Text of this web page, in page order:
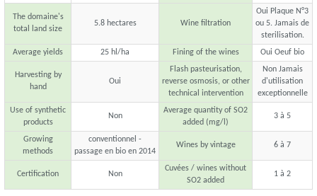
The domaine's
total land size
5.8 hectares Wine filtration
Oui Plaque N°3
ou 5. Jamais de
sterilisation.
Average yields
25 hl/ha Fining of the wines Oui Oeuf bio
Harvesting by
hand
Oui
Flash pasteurisation,
reverse osmosis, or other
technical intervention
Non Jamais
d'utilisation
exceptionnelle
Use of synthetic
products
Non
Average quantity of SO2
added (mg/l)
3 à 5
Growing
methods
conventionnel -
passage en bio en 2014
Wines by vintage 6 à 7
Certification Non
Cuvées / wines without
SO2 added
1 à 2